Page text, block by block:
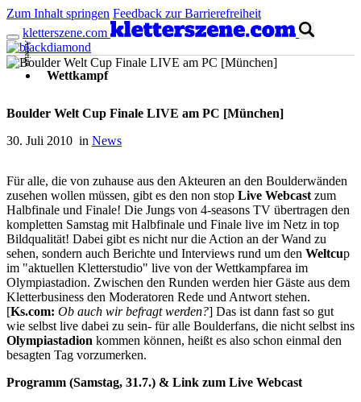
Zum Inhalt springen Feedback zur Barrierefreiheit
kletterszene.com
Anzeige
Boulder Welt Cup Finale LIVE am PC [München]
30. Juli 2010 in News
Wettkampf
Für alle, die von zuhause aus den Akteuren an den Boulderwänden
zusehen wollen müssen, gibt es den non stop Live Webcastzum
Halbfinale und Finale! Die Jungs von 4-seasons TV übertragen den
kompletten Samstag mit Halbfinale und Finale live im Netz in top
Bildqualität! Dabei gibt es nicht nur die Action an der Wand zu
sehen, sondern auch Berichte und Interviews rund um den Weltcup
im "aktuellen Kletterstudio" live von der Wettkampfarea im
Olympiastadion. Zwischen den Runden werden hier Gäste aus dem
Kletterbusiness den Moderatoren Rede und Antwort stehen.
[Ks.com: Ob auch wir befragt werden?] Das ist dann fast so gut
wie selbst live dabei zu sein- für alle Boulderfans, die nicht selbst ins
Olympiastadion kommen können, heißt es also schon einmal den
besagten Tag vorzumerken.
Programm (Samstag, 31.7.) & Link zum Live Webcast